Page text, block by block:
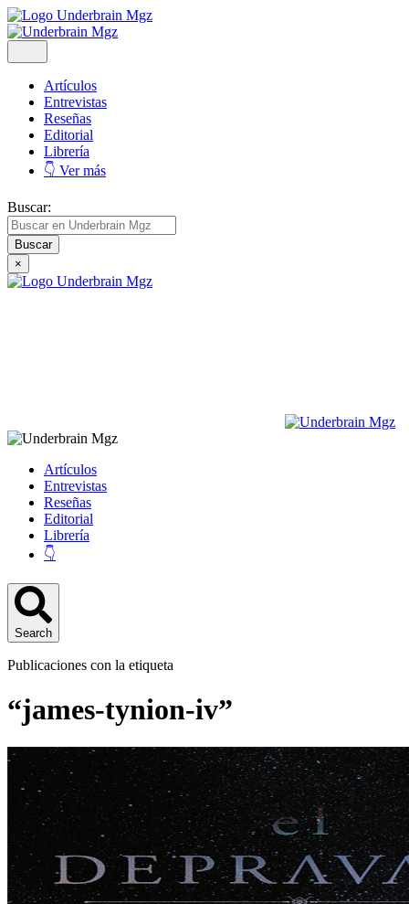
Artículos
Entrevistas
Reseñas
Editorial
Librería
👇 Ver más
Buscar:
×
Artículos
Entrevistas
Reseñas
Editorial
Librería
👇
Search
Publicaciones con la etiqueta
“james-tynion-iv”